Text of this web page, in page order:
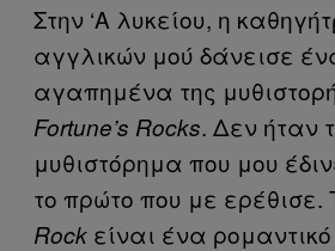
Στην ‘Α λυκείου, η
αγγλικών μού δάνεισε
αγαπημένα της
Fortune’s Rocks. Δεν ήταν
μυθιστόρημα που μου
το πρώτο που με ερέθισε.
Rock είναι ένα